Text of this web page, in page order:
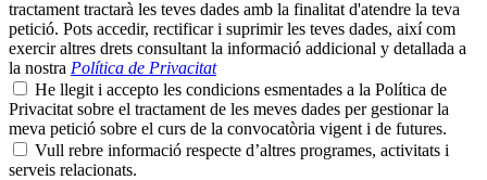
tractament tractarà les teves dades amb la finalitat d'atendre la teva
petició. Pots accedir, rectificar i suprimir les teves dades, així com
exercir altres drets consultant la informació addicional y detallada a
la nostra Política de Privacitat
He llegit i accepto les condicions esmentades a la Política de
Privacitat sobre el tractament de les meves dades per gestionar la
meva petició sobre el curs de la convocatòria vigent i de futures.
Vull rebre informació respecte d’altres programes, activitats i
serveis relacionats.